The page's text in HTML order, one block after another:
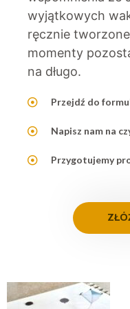
wyjątkowych
ręcznie
momenty
na długo.
Przejdź do
Napisz nam na
Przygotujemy